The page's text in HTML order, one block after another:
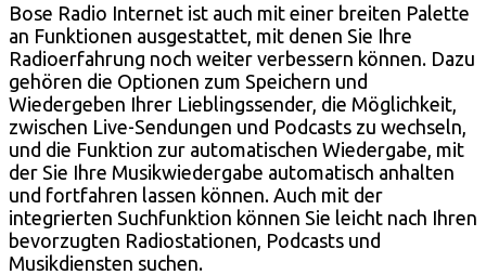
Bose Radio Internet ist auch mit einer breiten Palette
an Funktionen ausgestattet, mit denen Sie Ihre
Radioerfahrung noch weiter verbessern können. Dazu
gehören die Optionen zum Speichern und
Wiedergeben Ihrer Lieblingssender, die Möglichkeit,
zwischen Live-Sendungen und Podcasts zu wechseln,
und die Funktion zur automatischen Wiedergabe, mit
der Sie Ihre Musikwiedergabe automatisch anhalten
und fortfahren lassen können. Auch mit der
integrierten Suchfunktion können Sie leicht nach Ihren
bevorzugten Radiostationen, Podcasts und
Musikdiensten suchen.